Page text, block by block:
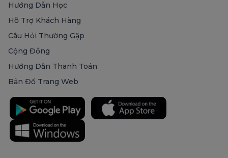
Hướng Dẫn Học
Hỗ Trợ Khách Hàng
Câu Hỏi Thường Gặp
Cộng Đồng
Hướng Dẫn Thanh Toán
Bản Đồ Trang Web